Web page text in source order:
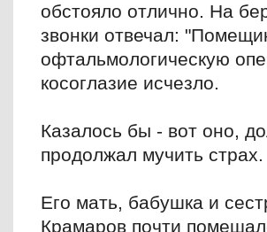
обстояло отлично. На
звонки отвечал:
офтальмологическую
косоглазие исчезло.
Казалось бы - вот оно,
продолжал мучить
Его мать, бабушка и
Крамаров почти